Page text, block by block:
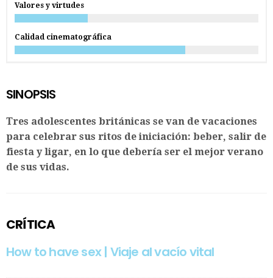
Valores y virtudes
Calidad cinematográfica
SINOPSIS
Tres adolescentes británicas se van de vacaciones
para celebrar sus ritos de iniciación: beber, salir de
fiesta y ligar, en lo que debería ser el mejor verano
de sus vidas.
CRÍTICA
How to have sex | Viaje al vacío vital